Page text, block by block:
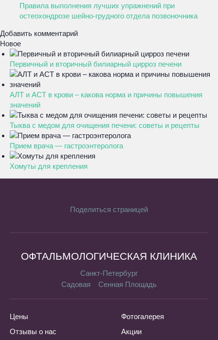
Правила выполнения лучших упражнений при
остеохондрозе шейно-грудного отдела позвоночника
Добавить комментарий
Новое
Первичный и вторичный билиарный цирроз печени
АЛТ и АСТ в крови – какова норма и причины повышения
значений
Тыква с медом для очищения печени: советы и рецепты
Прием врача — гастроэнтеролога
Хомуты для крепления
Поделиться страницей
ОФТАЛЬМОЛОГИЧЕСКАЯ КЛИНИКА
Санкт-Петербург
Садовая
Сенная Площадь
Цены
Отзывы о нас
Фотогалерея
Акции